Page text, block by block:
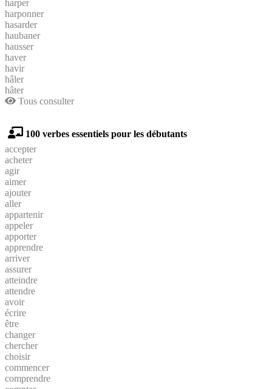
harper
harponner
hasarder
haubaner
hausser
haver
havir
hâler
hâter
Tous consulter
100 verbes essentiels pour les débutants
accepter
acheter
agir
aimer
ajouter
aller
appartenir
appeler
apporter
apprendre
arriver
assurer
atteindre
attendre
avoir
écrire
être
changer
chercher
choisir
commencer
comprendre